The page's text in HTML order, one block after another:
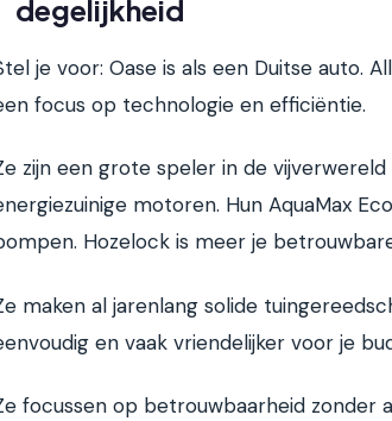
degelijkheid
je voor: Oase is als een Duitse auto.
focus op technologie en efficiëntie.
zijn een grote speler in de
motoren. Hun AquaMax
Hozelock is meer je
maken al jarenlang solide
en vaak vriendelijker voor je
focussen op betrouwbaarheid zonder